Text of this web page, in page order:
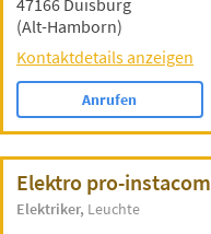
47166 Duisburg
(Alt-Hamborn)
Kontaktdetails anzeigen
Anrufen
Elektro pro-instacom
Elektriker Leuchte